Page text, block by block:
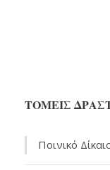
ΤΟΜΕΙΣ
Ποινικό